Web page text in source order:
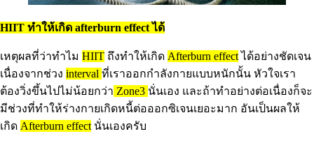
HIIT ทำให้เกิด afterburn effect ได้
เหตุผลที่ว่าทำไม HIIT ถึงทำให้เกิด Afterburn effectได้อย่างชัดเจน
เนื่องจากช่วง interval ที่เราออกกำลังกายแบบหนักนั้น หัวใจเรา
ต้องวิ่งขึ้นไปไม่น้อยกว่า Zone3 นั่นเอง และถ้าทำอย่างต่อเนื่องก็จะ
มีช่วงที่ทำให้ร่างกายเกิดหนี้ต่อออกซิเจนเยอะมาก อันเป็นผลให้
เกิด Afterburn effect นั่นเองครับ